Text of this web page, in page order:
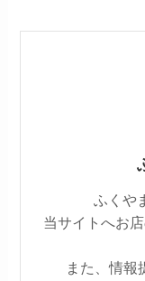
ふくや
当サイトへお
また、情報